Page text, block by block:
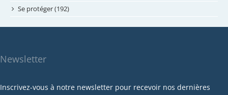
septembre 2023
mars 2023
janvier 2023
Se protéger (192)
Newsletter
Inscrivez-vous à notre newsletter pour recevoir nos dernières